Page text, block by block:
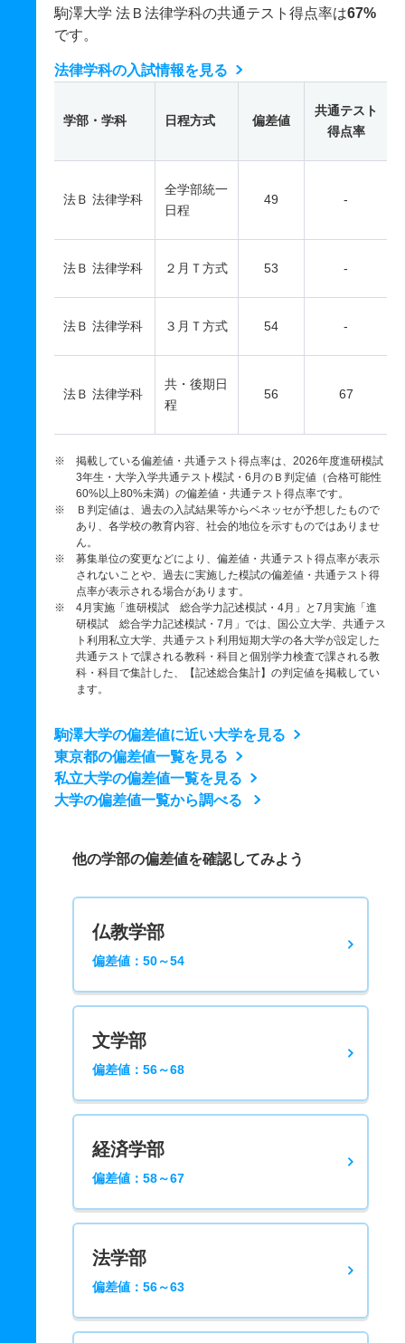
駒澤大学 法Ｂ法律学科の共通テスト得点率は67%
です。
法律学科の入試情報を見る
学部・学科 日程方式 偏差値
共通テスト
得点率
法Ｂ 法律学科
全学部統一
日程
49 -
法Ｂ 法律学科 ２月Ｔ方式 53 -
法Ｂ 法律学科 ３月Ｔ方式 54 -
法Ｂ 法律学科
共・後期日
程
56 67
※ 掲載している偏差値・共通テスト得点率は、2026年度進研模試
3年生・大学入学共通テスト模試・6月のＢ判定値（合格可能性
60%以上80%未満）の偏差値・共通テスト得点率です。
※ Ｂ判定値は、過去の入試結果等からベネッセが予想したもので
あり、各学校の教育内容、社会的地位を示すものではありませ
ん。
※ 募集単位の変更などにより、偏差値・共通テスト得点率が表示
されないことや、過去に実施した模試の偏差値・共通テスト得
点率が表示される場合があります。
※ 4月実施「進研模試 総合学力記述模試・4月」と7月実施「進
研模試 総合学力記述模試・7月」では、国公立大学、共通テス
ト利用私立大学、共通テスト利用短期大学の各大学が設定した
共通テストで課される教科・科目と個別学力検査で課される教
科・科目で集計した、【記述総合集計】の判定値を掲載してい
ます。
駒澤大学の偏差値に近い大学を見る
東京都の偏差値一覧を見る
私立大学の偏差値一覧を見る
大学の偏差値一覧から調べる
他の学部の偏差値を確認してみよう
仏教学部
偏差値：50～54
文学部
偏差値：56～68
経済学部
偏差値：58～67
法学部
偏差値：56～63